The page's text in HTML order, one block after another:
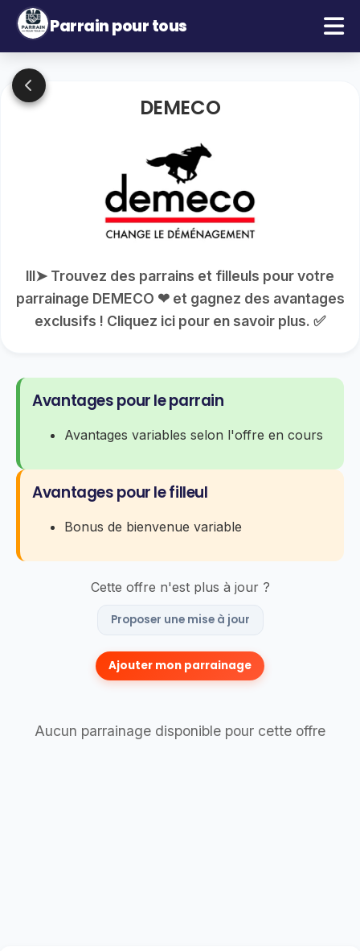
Parrain pour tous
DEMECO
lll➤ Trouvez des parrains et filleuls pour votre
parrainage DEMECO ❤ et gagnez des avantages
exclusifs ! Cliquez ici pour en savoir plus. ✅
Avantages pour le parrain
Avantages variables selon l'offre en cours
Avantages pour le filleul
Bonus de bienvenue variable
Cette offre n'est plus à jour ?
Proposer une mise à jour
Ajouter mon parrainage
Aucun parrainage disponible pour cette offre